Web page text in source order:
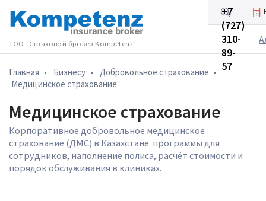
ТОО "Страховой брокер Kompetenz"
Бизнесу
+7
(727)
310-
89-
57
Главная • Бизнесу • Добровольное cтрахование •
Медицинское страхование
Медицинское страхование
Корпоративное добровольное медицинское
страхование (ДМС) в Казахстане: программы для
сотрудников, наполнение полиса, расчёт стоимости и
порядок обслуживания в клиниках.